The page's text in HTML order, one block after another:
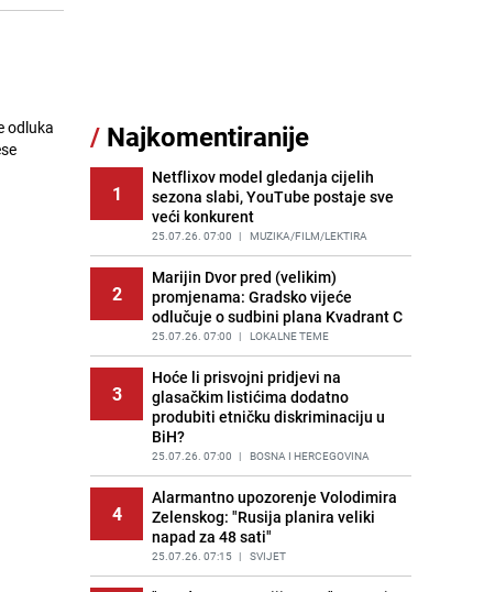
odluka
11
Cijela regija čeka njegovu
progonozu: Poznati meteorolog
najavljuje veću promjenu vremena
PRIJE OKO 9H | REGIJA
12
Tajna savršenog makedonskog
ajvara: Stari recept za kremast i
bogat okus
PRIJE 2 DANA | RECEPTI
13
Borba trajala satima: Pogledajte
'grdosiju' od skoro tri metra koju su
braća izvukla iz mora
PRIJE 2 DANA SVIJET
Gosti iz Njemačke napravili požar u
apartmanu u Istri, vlasniku se
smijali i pokazivali srednji prst
PRIJE 1 DAN | REGIJA
Očistite rernu bez hemikalija:
Poznata stručnjakinja dijeli savjete
PRIJE 1 DAN | ŽIVOT I STIL
/ Najkomentiranije
1
Netflixov model gledanja cijelih
sezona slabi, YouTube postaje sve
veći konkurent
25.07.26. 07:00 | MUZIKA/FILM/LEKTIRA
2
Marijin Dvor pred (velikim)
promjenama: Gradsko vijeće
odlučuje o sudbini plana Kvadrant C
25.07.26. 07:00 | LOKALNE TEME
3
Hoće li prisvojni pridjevi na
glasačkim listićima dodatno
produbiti etničku diskriminaciju u
BiH?
25.07.26. 07:00 | BOSNA I HERCEGOVINA
4
Alarmantno upozorenje Volodimira
Zelenskog: "Rusija planira veliki
napad za 48 sati"
25.07.26. 07:15 | SVIJET